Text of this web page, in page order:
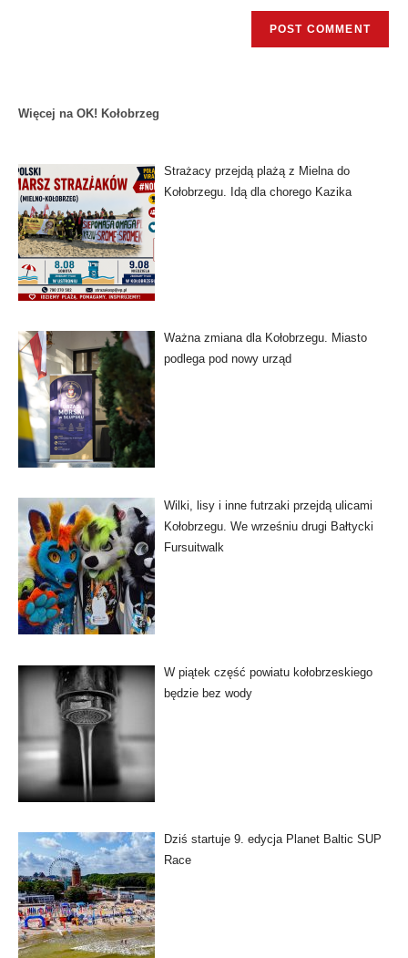
Więcej na OK! Kołobrzeg
Strażacy przejdą plażą z Mielna do
Kołobrzegu. Idą dla chorego Kazika
Ważna zmiana dla Kołobrzegu. Miasto
podlega pod nowy urząd
Wilki, lisy i inne futrzaki przejdą ulicami
Kołobrzegu. We wrześniu drugi Bałtycki
Fursuitwalk
W piątek część powiatu kołobrzeskiego
będzie bez wody
Dziś startuje 9. edycja Planet Baltic SUP
Race